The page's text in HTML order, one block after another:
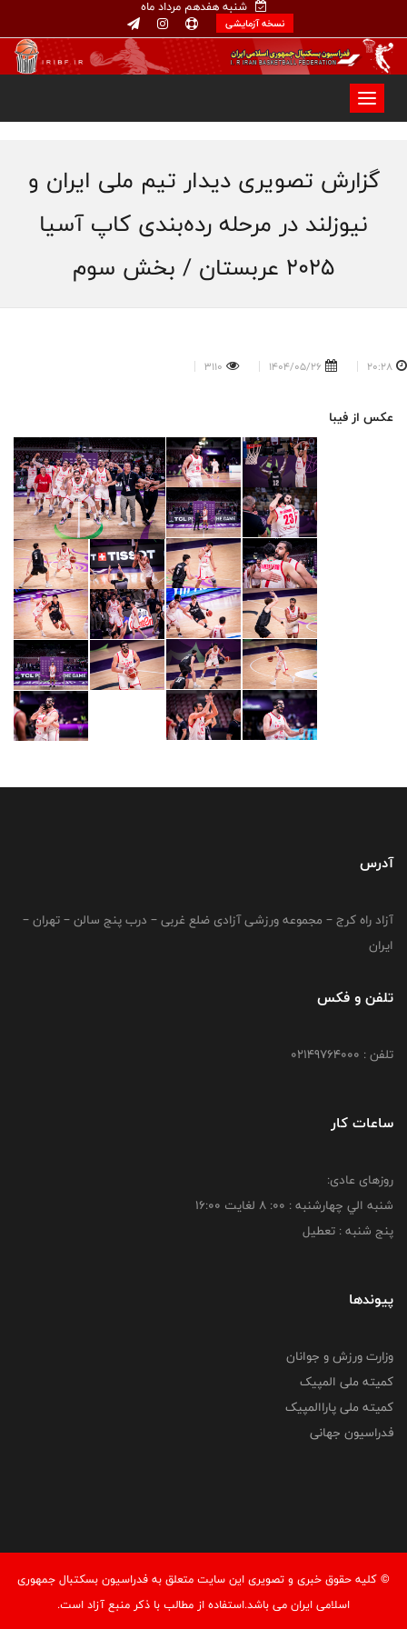
شنبه هفدهم مرداد ماه
نسخه آزمایشی
گزارش تصویری دیدار تیم ملی ایران و
نیوزلند در مرحله رده‌بندی کاپ آسیا
۲۰۲۵ عربستان / بخش سوم
20:28
1404/05/26
3110
عکس از فیبا
آدرس
آزاد راه کرج – مجموعه ورزشی آزادی ضلع غربی – درب پنج سالن – تهران –
ایران
تلفن و فکس
تلفن : 02149764000
ساعات کار
روزهای عادی:
شنبه الي چهارشنبه : 00: 8 لغايت 16:00
پنج شنبه : تعطیل
پیوندها
وزارت ورزش و جوانان
کمیته ملی المپیک
کمیته ملی پاراالمپیک
فدراسیون جهانی
© کليه حقوق خبری و تصويری اين سايت متعلق به فدراسیون بسکتبال جمهوری
اسلامی ایران می باشد.استفاده از مطالب با ذكر منبع آزاد است.